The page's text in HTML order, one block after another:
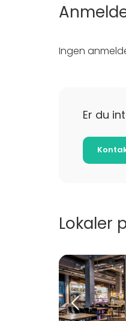
Ingen
Er du
Lokaler